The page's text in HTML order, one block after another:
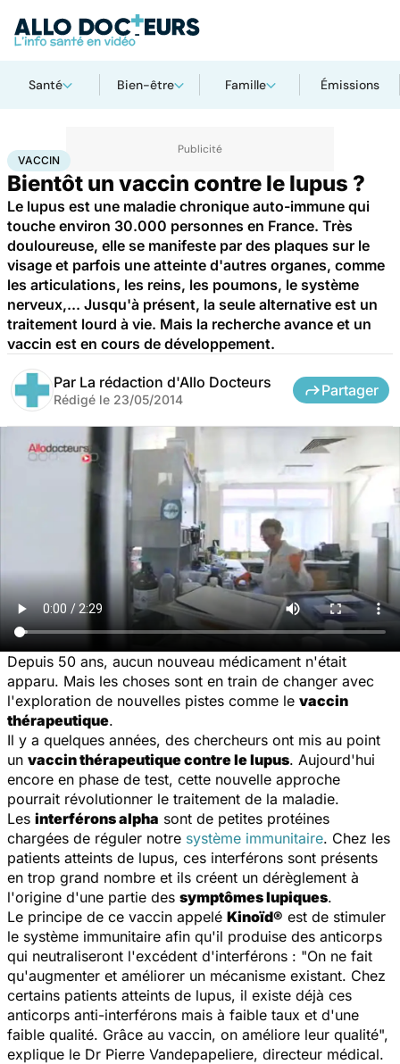
Santé Bien-être Famille Émissions
AccueilSanté Vaccin
VACCIN
Bientôt un vaccin contre le lupus ?
Le lupus est une maladie chronique auto-immune qui
touche environ 30.000 personnes en France. Très
douloureuse, elle se manifeste par des plaques sur le
visage et parfois une atteinte d'autres organes, comme
les articulations, les reins, les poumons, le système
nerveux,... Jusqu'à présent, la seule alternative est un
traitement lourd à vie. Mais la recherche avance et un
vaccin est en cours de développement.
Par La rédaction d'Allo Docteurs
Rédigé le 23/05/2014
Partager
Depuis 50 ans, aucun nouveau médicament n'était
apparu. Mais les choses sont en train de changer avec
l'exploration de nouvelles pistes comme le vaccin
thérapeutique.
Il y a quelques années, des chercheurs ont mis au point
un vaccin thérapeutique contre le lupus. Aujourd'hui
encore en phase de test, cette nouvelle approche
pourrait révolutionner le traitement de la maladie.
Les interférons alpha sont de petites protéines
chargées de réguler notre système immunitaire. Chez les
patients atteints de lupus, ces interférons sont présents
en trop grand nombre et ils créent un dérèglement à
l'origine d'une partie des symptômes lupiques.
Le principe de ce vaccin appelé Kinoïd® est de stimuler
le système immunitaire afin qu'il produise des anticorps
qui neutraliseront l'excédent d'interférons : "On ne fait
qu'augmenter et améliorer un mécanisme existant. Chez
certains patients atteints de lupus, il existe déjà ces
anticorps anti-interférons mais à faible taux et d'une
faible qualité. Grâce au vaccin, on améliore leur qualité",
explique le Dr Pierre Vandepapeliere, directeur médical.